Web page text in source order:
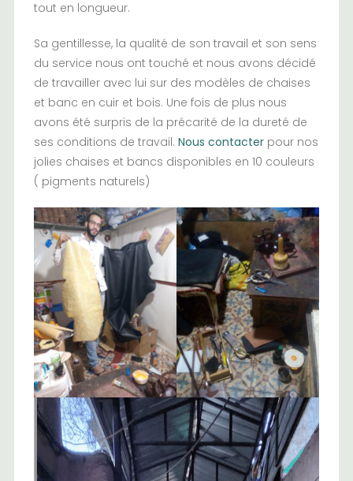
tout en longueur.
Sa gentillesse, la qualité de son travail et son sens
du service nous ont touché et nous avons décidé
de travailler avec lui sur des modèles de chaises
et banc en cuir et bois. Une fois de plus nous
avons été surpris de la précarité de la dureté de
ses conditions de travail. Nous contacterpour nos
jolies chaises et bancs disponibles en 10 couleurs
( pigments naturels)